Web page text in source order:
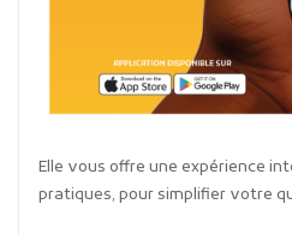
Elle vous offre une expérience
pratiques, pour simplifier votre